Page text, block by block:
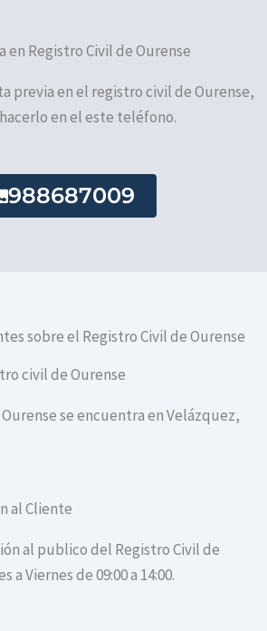
en Registro Civil de Ourense
previa en el registro civil de Ourense,
en el este teléfono.
988687009
sobre el Registro Civil de Ourense
civil de Ourense
se encuentra en Velázquez,
al Cliente
al publico del Registro Civil de
a Viernes de 09:00 a 14:00.